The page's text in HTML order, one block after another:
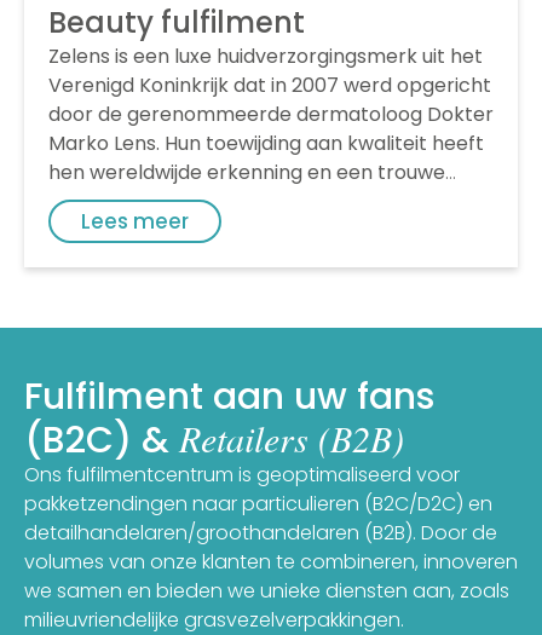
Beauty fulfilment
Zelens is een luxe huidverzorgingsmerk uit het
Verenigd Koninkrijk dat in 2007 werd opgericht
door de gerenommeerde dermatoloog Dokter
Marko Lens. Hun toewijding aan kwaliteit heeft
hen wereldwijde erkenning en een trouwe
klantenkring opgeleverd, zowel in Europa als
daarbuiten. “Vanwege Brexit waren we op
was cruciaal voor ons om een partner te
vinden met ervaring op het gebied van
internationale zendingen aan zowel
consumenten als retailers. Maar ook een partij
die kan zorgen voor echte unboxing ervaring
door het gebruik van eigen dozen, craft papier
en thank you kaartjes.”
Lees meer
Fulfilment aan uw fans
(B2C) &Retailers (B2B)
Ons fulfilmentcentrum is geoptimaliseerd voor
pakketzendingen naar particulieren (B2C/D2C) en
detailhandelaren/groothandelaren (B2B). Door de
volumes van onze klanten te combineren, innoveren
we samen en bieden we unieke diensten aan, zoals
milieuvriendelijke grasvezelverpakkingen.